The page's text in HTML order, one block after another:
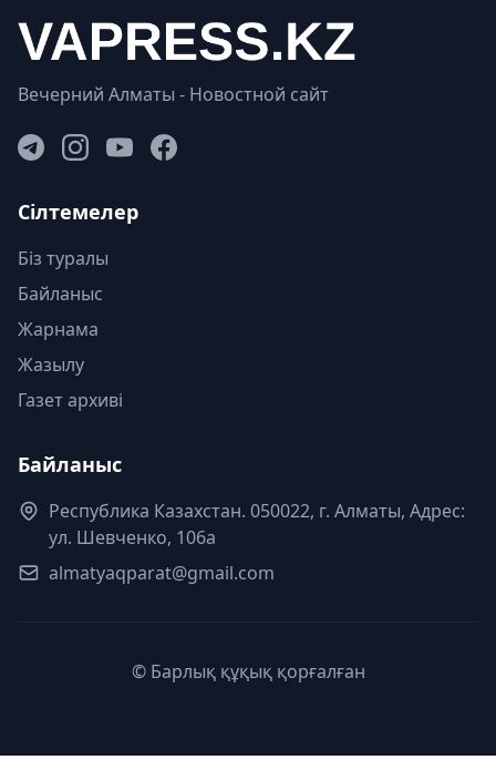
Вечерний Алматы - Новостной сайт
Сілтемелер
Біз туралы
Байланыс
Жарнама
Жазылу
Газет архиві
Байланыс
Республика Казахстан. 050022, г. Алматы, Адрес:
ул. Шевченко, 106а
almatyaqparat@gmail.com
© Барлық құқық қорғалған